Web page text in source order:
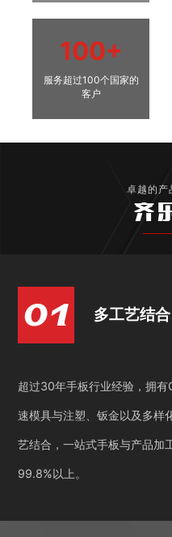
100+
服务超过100个国家的
客户
卓越的产
齐
多工艺结
超过30年手板行业经验，拥
速模具与注塑、钣金以及多样
艺结合，一站式手板与产品加
99.8%以上。